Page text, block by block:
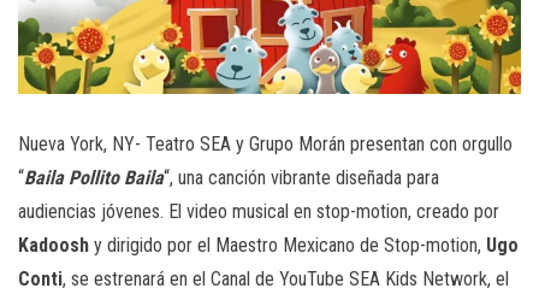
Nueva York, NY- Teatro SEA y Grupo Morán presentan con orgullo
“Baila Pollito Baila“, una canción vibrante diseñada para
audiencias jóvenes. El video musical en stop-motion, creado por
Kadoosh y dirigido por el Maestro Mexicano de Stop-motion, Ugo
Conti, se estrenará en el Canal de YouTube SEA Kids Network, el